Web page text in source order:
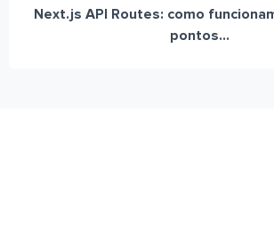
Next.js API Routes: como
pontos...